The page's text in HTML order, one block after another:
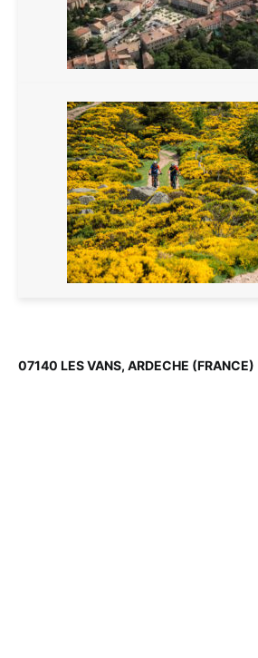
07140 LES VANS, ARDECHE (FRANCE)